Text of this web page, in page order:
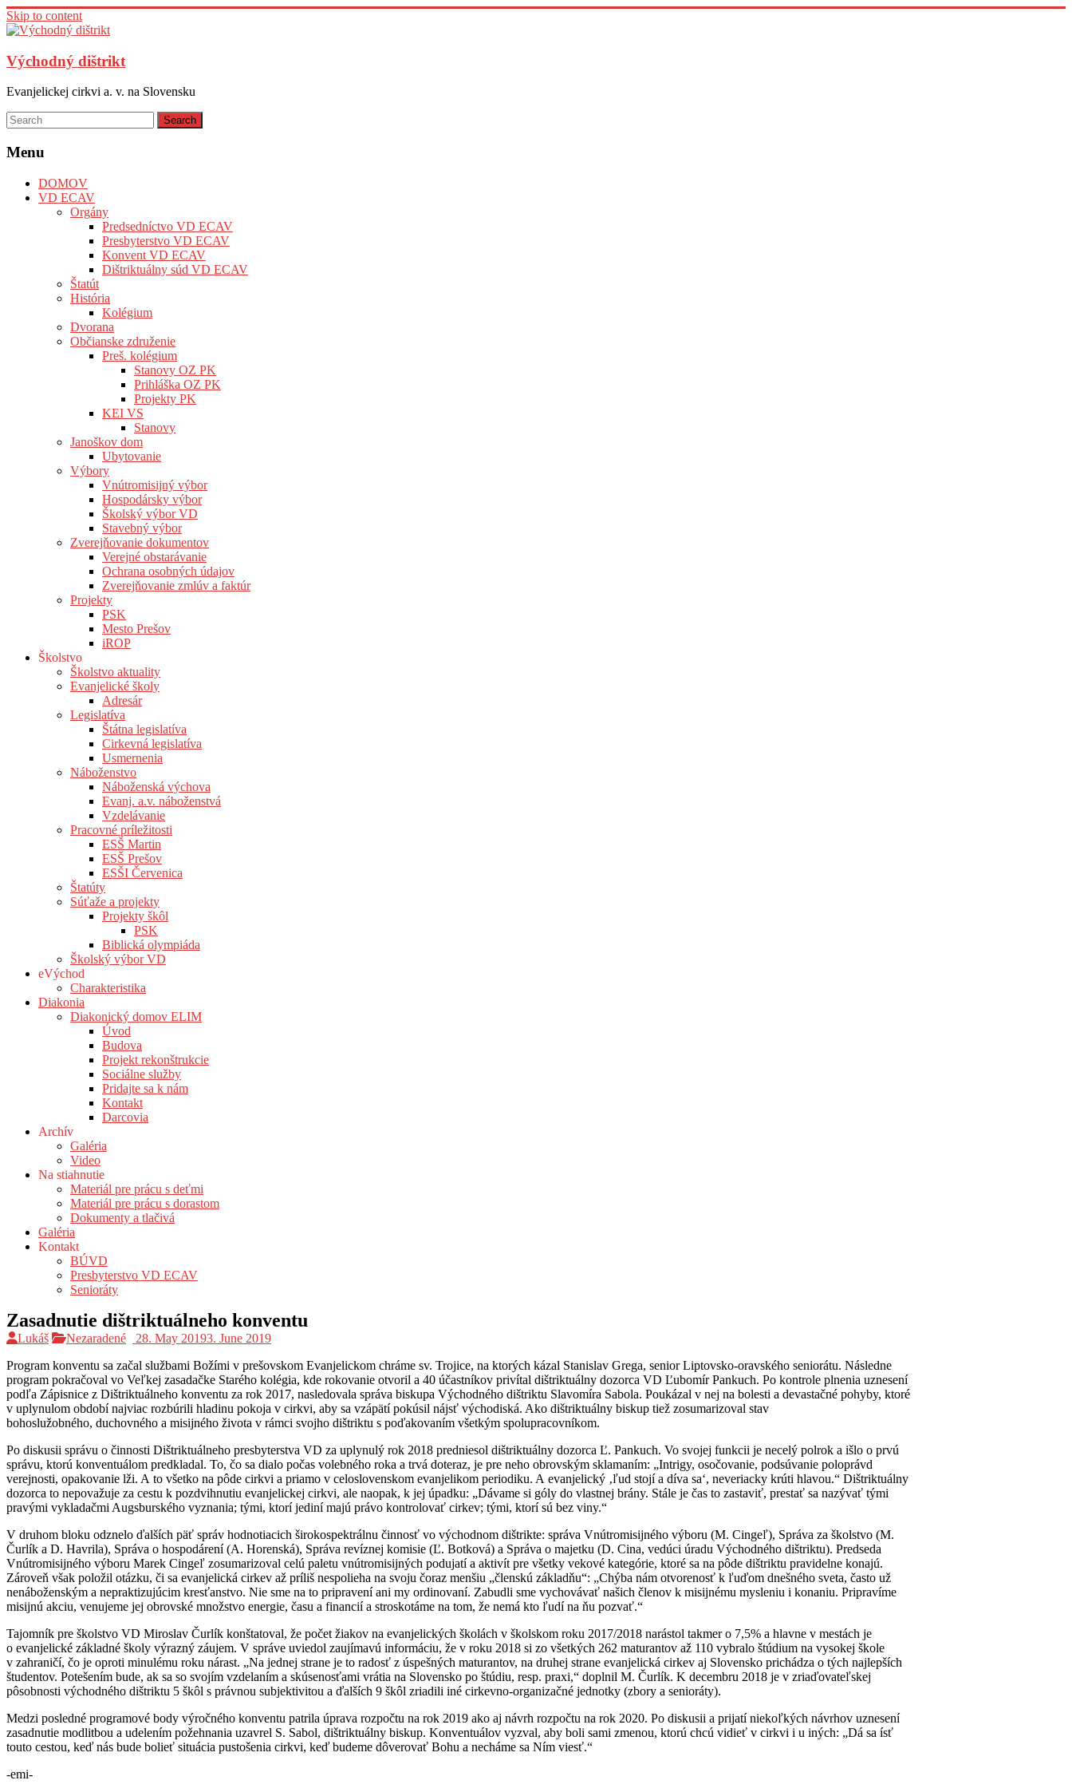
Skip to content
Východný dištrikt
Evanjelickej cirkvi a. v. na Slovensku
Menu
DOMOV
VD ECAV
Orgány
Predsedníctvo VD ECAV
Presbyterstvo VD ECAV
Konvent VD ECAV
Dištriktuálny súd VD ECAV
Štatút
História
Kolégium
Dvorana
Občianske združenie
Preš. kolégium
Stanovy OZ PK
Prihláška OZ PK
Projekty PK
KEI VS
Stanovy
Janoškov dom
Ubytovanie
Výbory
Vnútromisijný výbor
Hospodársky výbor
Školský výbor VD
Stavebný výbor
Zverejňovanie dokumentov
Verejné obstarávanie
Ochrana osobných údajov
Zverejňovanie zmlúv a faktúr
Projekty
PSK
Mesto Prešov
iROP
Školstvo
Školstvo aktuality
Evanjelické školy
Adresár
Legislatíva
Štátna legislatíva
Cirkevná legislatíva
Usmernenia
Náboženstvo
Náboženská výchova
Evanj. a.v. náboženstvá
Vzdelávanie
Pracovné príležitosti
ESŠ Martin
ESŠ Prešov
ESŠI Červenica
Štatúty
Súťaže a projekty
Projekty škôl
PSK
Biblická olympiáda
Školský výbor VD
eVýchod
Charakteristika
Diakonia
Diakonický domov ELIM
Úvod
Budova
Projekt rekonštrukcie
Sociálne služby
Pridajte sa k nám
Kontakt
Darcovia
Archív
Galéria
Video
Na stiahnutie
Materiál pre prácu s deťmi
Materiál pre prácu s dorastom
Dokumenty a tlačivá
Galéria
Kontakt
BÚVD
Presbyterstvo VD ECAV
Senioráty
Zasadnutie dištriktuálneho konventu
Lukáš Nezaradené 28. May 20193. June 2019
Program konventu sa začal službami Božími v prešovskom Evanjelickom chráme sv. Trojice, na ktorých kázal Stanislav Grega, senior Liptovsko-oravského seniorátu. Následne
program pokračoval vo Veľkej zasadačke Starého kolégia, kde rokovanie otvoril a 40 účastníkov privítal dištriktuálny dozorca VD Ľubomír Pankuch. Po kontrole plnenia uznesení
podľa Zápisnice z Dištriktuálneho konventu za rok 2017, nasledovala správa biskupa Východného dištriktu Slavomíra Sabola. Poukázal v nej na bolesti a devastačné pohyby, ktoré
v uplynulom období najviac rozbúrili hladinu pokoja v cirkvi, aby sa vzápätí pokúsil nájsť východiská. Ako dištriktuálny biskup tiež zosumarizoval stav
bohoslužobného, duchovného a misijného života v rámci svojho dištriktu s poďakovaním všetkým spolupracovníkom.
Po diskusii správu o činnosti Dištriktuálneho presbyterstva VD za uplynulý rok 2018 predniesol dištriktuálny dozorca Ľ. Pankuch. Vo svojej funkcii je necelý polrok a išlo o prvú
správu, ktorú konventuálom predkladal. To, čo sa dialo počas volebného roka a trvá doteraz, je pre neho obrovským sklamaním: „Intrigy, osočovanie, podsúvanie poloprávd
verejnosti, opakovanie lži. A to všetko na pôde cirkvi a priamo v celoslovenskom evanjelikom periodiku. A evanjelický ‚ľud stojí a díva sa‘, neveriacky krúti hlavou.“ Dištriktuálny
dozorca to nepovažuje za cestu k pozdvihnutiu evanjelickej cirkvi, ale naopak, k jej úpadku: „Dávame si góly do vlastnej brány. Stále je čas to zastaviť, prestať sa nazývať tými
pravými vykladačmi Augsburského vyznania; tými, ktorí jediní majú právo kontrolovať cirkev; tými, ktorí sú bez viny.“
V druhom bloku odznelo ďalších päť správ hodnotiacich širokospektrálnu činnosť vo východnom dištrikte: správa Vnútromisijného výboru (M. Cingeľ), Správa za školstvo (M.
Čurlík a D. Havrila), Správa o hospodárení (A. Horenská), Správa revíznej komisie (Ľ. Botková) a Správa o majetku (D. Cina, vedúci úradu Východného dištriktu). Predseda
Vnútromisijného výboru Marek Cingeľ zosumarizoval celú paletu vnútromisijných podujatí a aktivít pre všetky vekové kategórie, ktoré sa na pôde dištriktu pravidelne konajú.
Zároveň však položil otázku, či sa evanjelická cirkev až príliš nespolieha na svoju čoraz menšiu „členskú základňu“: „Chýba nám otvorenosť k ľuďom dnešného sveta, často už
nenáboženským a nepraktizujúcim kresťanstvo. Nie sme na to pripravení ani my ordinovaní. Zabudli sme vychovávať našich členov k misijnému mysleniu i konaniu. Pripravíme
misijnú akciu, venujeme jej obrovské množstvo energie, času a financií a stroskotáme na tom, že nemá kto ľudí na ňu pozvať.“
Tajomník pre školstvo VD Miroslav Čurlík konštatoval, že počet žiakov na evanjelických školách v školskom roku 2017/2018 narástol takmer o 7,5% a hlavne v mestách je
o evanjelické základné školy výrazný záujem. V správe uviedol zaujímavú informáciu, že v roku 2018 si zo všetkých 262 maturantov až 110 vybralo štúdium na vysokej škole
v zahraničí, čo je oproti minulému roku nárast. „Na jednej strane je to radosť z úspešných maturantov, na druhej strane evanjelická cirkev aj Slovensko prichádza o tých najlepších
študentov. Potešením bude, ak sa so svojím vzdelaním a skúsenosťami vrátia na Slovensko po štúdiu, resp. praxi,“ doplnil M. Čurlík. K decembru 2018 je v zriaďovateľskej
pôsobnosti východného dištriktu 5 škôl s právnou subjektivitou a ďalších 9 škôl zriadili iné cirkevno-organizačné jednotky (zbory a senioráty).
Medzi posledné programové body výročného konventu patrila úprava rozpočtu na rok 2019 ako aj návrh rozpočtu na rok 2020. Po diskusii a prijatí niekoľkých návrhov uznesení
zasadnutie modlitbou a udelením požehnania uzavrel S. Sabol, dištriktuálny biskup. Konventuálov vyzval, aby boli sami zmenou, ktorú chcú vidieť v cirkvi i u iných: „Dá sa ísť
touto cestou, keď nás bude bolieť situácia pustošenia cirkvi, keď budeme dôverovať Bohu a necháme sa Ním viesť.“
-emi-